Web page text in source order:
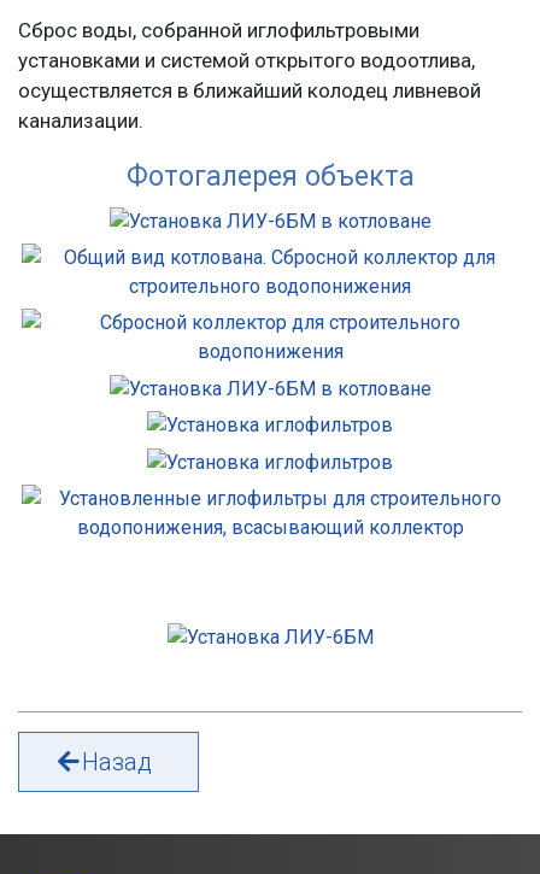
Сброс воды, собранной иглофильтровыми
установками и системой открытого водоотлива,
осуществляется в ближайший колодец ливневой
канализации.
Фотогалерея объекта
Назад